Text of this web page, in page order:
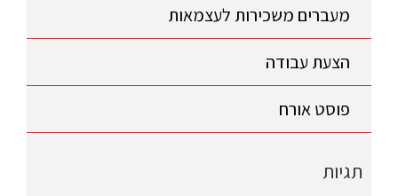
מעברים משכירות לעצמאות
הצעת עבודה
פוסט אורח
תגיות